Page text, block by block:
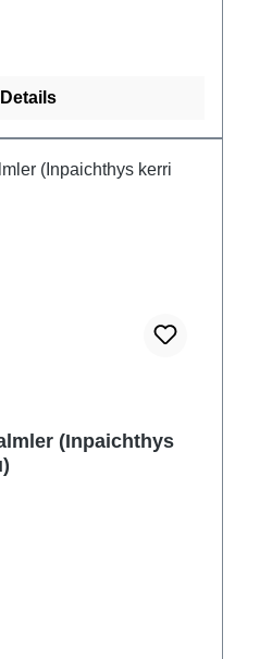
Details
(Inpaichthys